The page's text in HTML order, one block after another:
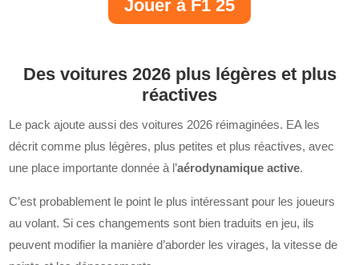
Jouer à F1 25
Des voitures 2026 plus légères et plus
réactives
Le pack ajoute aussi des voitures 2026 réimaginées. EA les
décrit comme plus légères, plus petites et plus réactives, avec
une place importante donnée à l’aérodynamique active.
C’est probablement le point le plus intéressant pour les joueurs
au volant. Si ces changements sont bien traduits en jeu, ils
peuvent modifier la manière d’aborder les virages, la vitesse de